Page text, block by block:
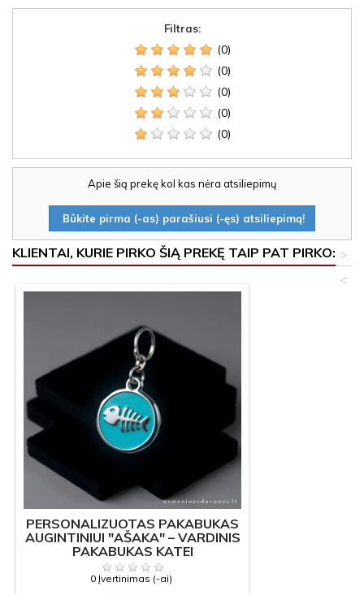
Filtras:
(0)
(0)
(0)
(0)
(0)
Apie šią prekę kol kas nėra atsiliepimų
Būkite pirma (-as) parašiusi (-ęs) atsiliepimą!
KLIENTAI, KURIE PIRKO ŠIĄ PREKĘ TAIP PAT PIRKO: >
<
PERSONALIZUOTAS PAKABUKAS
AUGINTINIUI "AŠAKA" – VARDINIS
PAKABUKAS KATEI
0 Įvertinimas (-ai)